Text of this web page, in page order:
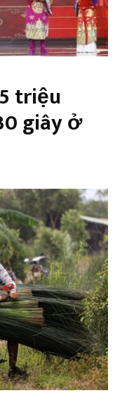
triệu
giây ở